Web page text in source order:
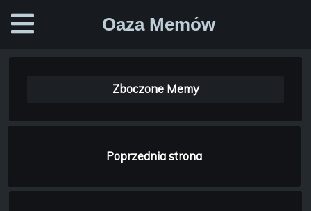
Oaza Memów
Zboczone Memy
Poprzednia strona